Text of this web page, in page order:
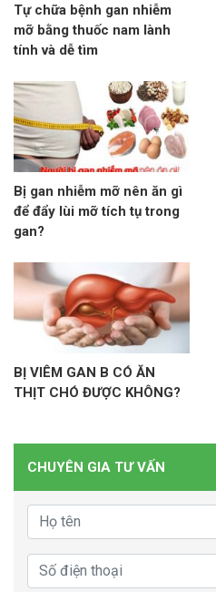
Tự chữa bệnh gan nhiễm
mỡ bằng thuốc nam lành
tính và dễ tìm
Bị gan nhiễm mỡ nên ăn gì
để đẩy lùi mỡ tích tụ trong
gan?
BỊ VIÊM GAN B CÓ ĂN
THỊT CHÓ ĐƯỢC KHÔNG?
CHUYÊN GIA TƯ VẤN